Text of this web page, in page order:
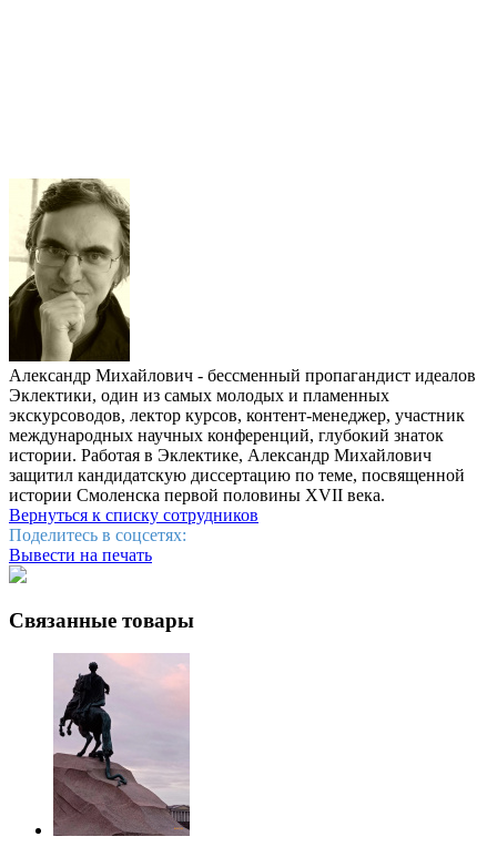
Александр Михайлович - бессменный пропагандист идеалов
Эклектики, один из самых молодых и пламенных
экскурсоводов, лектор курсов, контент-менеджер, участник
международных научных конференций, глубокий знаток
истории. Работая в Эклектике, Александр Михайлович
защитил кандидатскую диссертацию по теме, посвященной
истории Смоленска первой половины XVII века.
Вернуться к списку сотрудников
Поделитесь в соцсетях:
Вывести на печать
Связанные товары